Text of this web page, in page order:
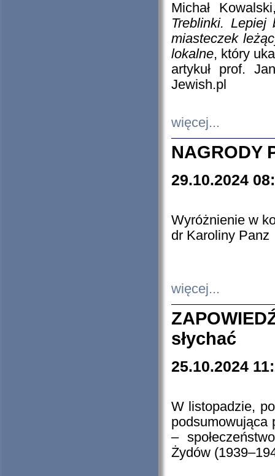
Michał
Treblinki. Lepiej
miasteczek
lokalne, który
artykuł prof.
Jewish.pl
więcej...
NAGRODY
29.10.2024
Wyróżnienie w
dr Karoliny Panz
więcej...
słychać
25.10.2024
W listopadzie,
podsumowująca
–
Żydów